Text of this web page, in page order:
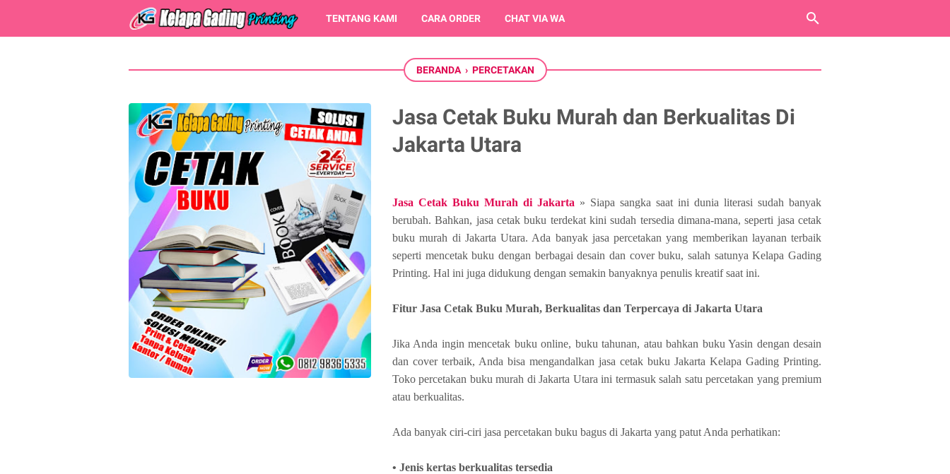
TENTANG KAMI CARA ORDER CHAT VIA WA
BERANDA › PERCETAKAN
Jasa Cetak Buku Murah dan Berkualitas Di
Jakarta Utara
Jasa Cetak Buku Murah di Jakarta » Siapa sangka saat ini dunia literasi sudah banyak
berubah. Bahkan, jasa cetak buku terdekat kini sudah tersedia dimana-mana, seperti jasa cetak
buku murah di Jakarta Utara. Ada banyak jasa percetakan yang memberikan layanan terbaik
seperti mencetak buku dengan berbagai desain dan cover buku, salah satunya Kelapa Gading
Printing. Hal ini juga didukung dengan semakin banyaknya penulis kreatif saat ini.
Fitur Jasa Cetak Buku Murah, Berkualitas dan Terpercaya di Jakarta Utara
Jika Anda ingin mencetak buku online, buku tahunan, atau bahkan buku Yasin dengan desain
dan cover terbaik, Anda bisa mengandalkan jasa cetak buku Jakarta Kelapa Gading Printing.
Toko percetakan buku murah di Jakarta Utara ini termasuk salah satu percetakan yang premium
atau berkualitas.
Ada banyak ciri-ciri jasa percetakan buku bagus di Jakarta yang patut Anda perhatikan:
• Jenis kertas berkualitas tersedia